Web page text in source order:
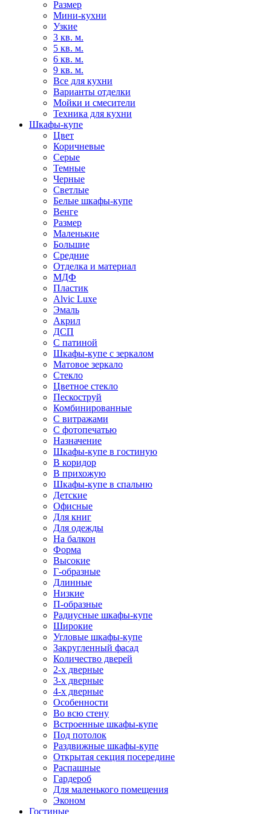
Размер
Мини-кухни
Узкие
3 кв. м.
5 кв. м.
6 кв. м.
9 кв. м.
Все для кухни
Варианты отделки
Мойки и смесители
Техника для кухни
Шкафы-купе
Цвет
Коричневые
Серые
Темные
Черные
Светлые
Белые шкафы-купе
Венге
Размер
Маленькие
Большие
Средние
Отделка и материал
МДФ
Пластик
Alvic Luxe
Эмаль
Акрил
ДСП
С патиной
Шкафы-купе с зеркалом
Матовое зеркало
Стекло
Цветное стекло
Пескоструй
Комбинированные
С витражами
С фотопечатью
Назначение
Шкафы-купе в гостиную
В коридор
В прихожую
Шкафы-купе в спальню
Детские
Офисные
Для книг
Для одежды
На балкон
Форма
Высокие
Г-образные
Длинные
Низкие
П-образные
Радиусные шкафы-купе
Широкие
Угловые шкафы-купе
Закругленный фасад
Количество дверей
2-х дверные
3-х дверные
4-х дверные
Особенности
Во всю стену
Встроенные шкафы-купе
Под потолок
Раздвижные шкафы-купе
Открытая секция посередине
Распашные
Гардероб
Для маленького помещения
Эконом
Гостиные